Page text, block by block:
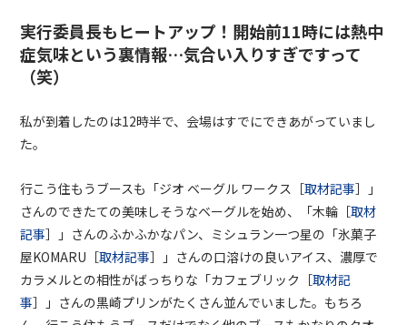
実行委員長もヒートアップ！開始前11時には熱中
症気味という裏情報…気合い入りすぎですって
（笑）
私が到着したのは12時半で、会場はすでにできあがっていまし
た。
行こう住もうブースも「ジオ ベーグル ワークス［取材記事］」
さんのできたての美味しそうなベーグルを始め、「木輪［取材
記事］」さんのふかふかなパン、ミシュラン一つ星の「氷菓子
屋KOMARU［取材記事］
」さんの口溶けの良いアイス、濃厚で
カラメルとの相性がばっちりな「カフェブリック［取材記
事］」さんの黒崎プリンがたくさん並んでいました。もちろ